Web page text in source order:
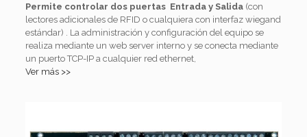
Permite controlar dos puertas Entrada y Salida(con
lectores adicionales de RFID o cualquiera con interfaz wiegand
estándar) . La administración y configuración del equipo se
realiza mediante un web server interno y se conecta mediante
un puerto TCP-IP a cualquier red ethernet,
Ver más >>